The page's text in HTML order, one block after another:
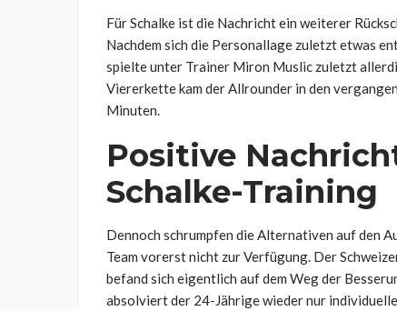
Für Schalke ist die Nachricht ein weiterer
Nachdem sich die Personallage zuletzt etwas
spielte unter Trainer Miron Muslic zuletzt
Viererkette kam der Allrounder in den
Minuten.
Positive
Schalke-Training
Dennoch schrumpfen die Alternativen auf den
Team vorerst nicht zur Verfügung. Der
befand sich eigentlich auf dem Weg der
absolviert der 24-Jährige wieder nur